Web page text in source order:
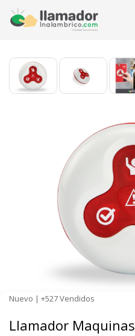
Nuevo | +527 Vendidos
Llamador Maquinas